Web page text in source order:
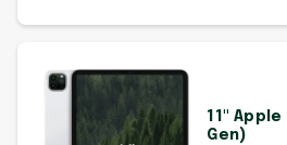
11"
Gen)